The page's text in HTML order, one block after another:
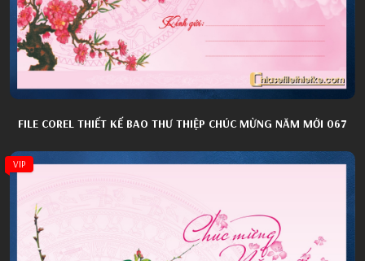
FILE COREL THIẾT KẾ BAO THƯ THIỆP CHÚC MỪNG NĂM MỚI 067
VIP